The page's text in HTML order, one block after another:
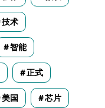
技术
智能
正式
美国 芯片